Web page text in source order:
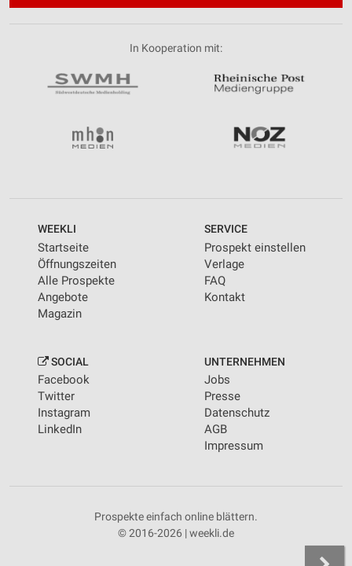
In Kooperation mit:
WEEKLI
Startseite
Öffnungszeiten
Alle Prospekte
Angebote
Magazin
SERVICE
Prospekt einstellen
Verlage
FAQ
Kontakt
SOCIAL
Facebook
Twitter
Instagram
LinkedIn
UNTERNEHMEN
Jobs
Presse
Datenschutz
AGB
Impressum
Prospekte einfach online blättern.
© 2016-2026 | weekli.de